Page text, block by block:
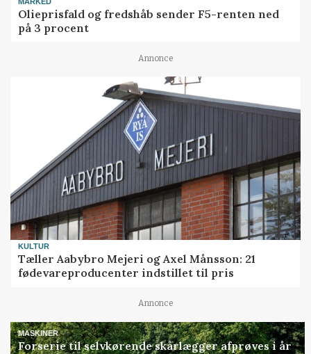
Olieprisfald og fredshåb sender F5-renten ned
på 3 procent
Annonce
KULTUR
Tæller Aabybro Mejeri og Axel Månsson: 21
fødevareproducenter indstillet til pris
Annonce
MASKINER
Forserie til selvkørende skårlægger afprøves i år